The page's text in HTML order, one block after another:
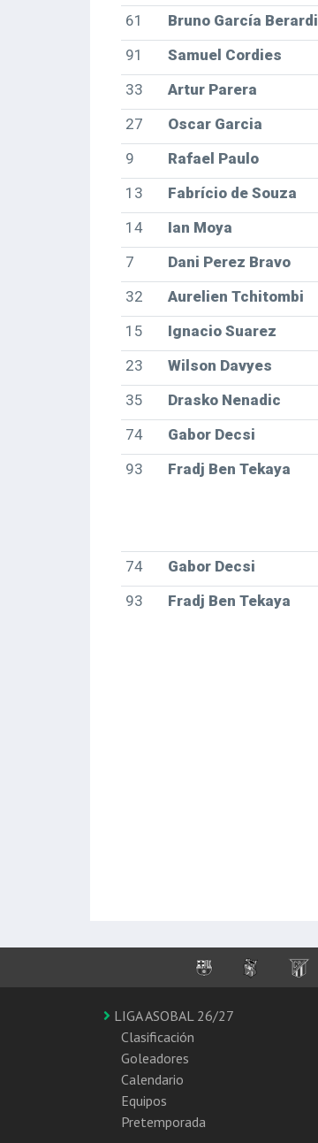
61
Bruno García Berardi
91
Samuel Cordies
33
Artur Parera
27
Oscar Garcia
9
Rafael Paulo
13
Fabrício de Souza
14
Ian Moya
7
Dani Perez Bravo
32
Aurelien Tchitombi
15
Ignacio Suarez
23
Wilson Davyes
35
Drasko Nenadic
74
Gabor Decsi
93
Fradj Ben Tekaya
74
Gabor Decsi
93
Fradj Ben Tekaya
LIGA ASOBAL 26/27
Clasificación
Goleadores
Calendario
Equipos
Pretemporada